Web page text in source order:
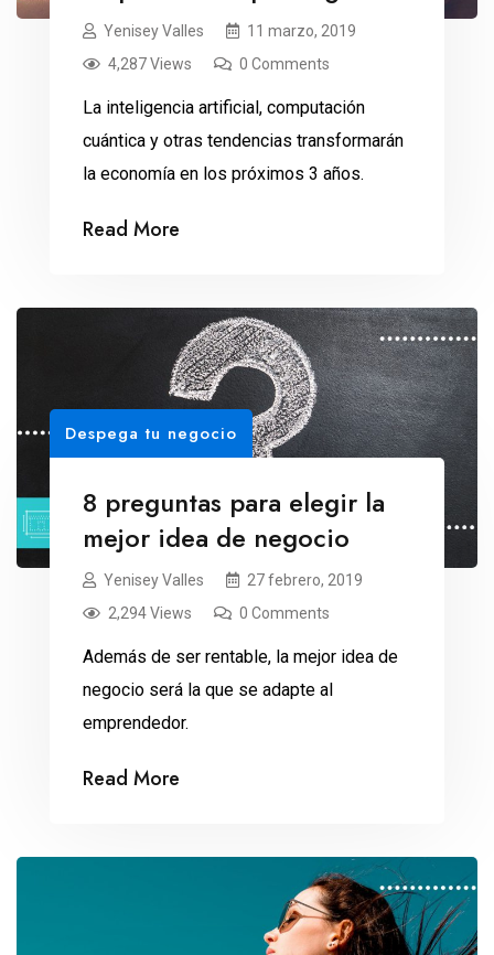
Yenisey Valles
11 marzo, 2019
4,287 Views
0 Comments
La inteligencia artificial, computación
cuántica y otras tendencias transformarán
la economía en los próximos 3 años.
Read More
Despega tu negocio
8 preguntas para elegir la
mejor idea de negocio
Yenisey Valles
27 febrero, 2019
2,294 Views
0 Comments
Además de ser rentable, la mejor idea de
negocio será la que se adapte al
emprendedor.
Read More